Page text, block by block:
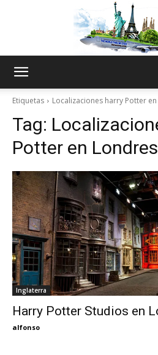
Thru
My
Etiquetas Localizaciones harry Potter
Tag:
Potter en Londres
Inglaterra
Harry Potter Studios en
alfonso